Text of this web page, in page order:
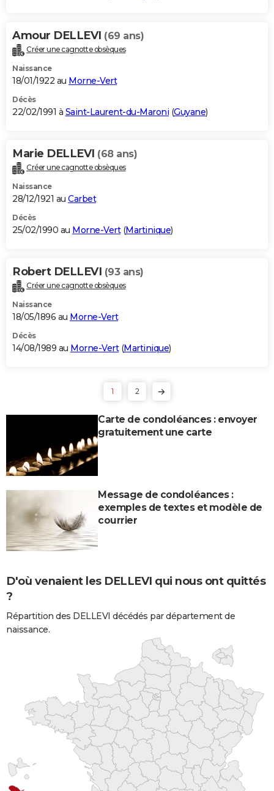
Amour DELLEVI (69 ans)
Créer une cagnotte obsèques
Naissance
18/01/1922 au Morne-Vert
Décès
22/02/1991 à Saint-Laurent-du-Maroni (Guyane)
Marie DELLEVI (68 ans)
Créer une cagnotte obsèques
Naissance
28/12/1921 au Carbet
Décès
25/02/1990 au Morne-Vert(Martinique)
Robert DELLEVI (93 ans)
Créer une cagnotte obsèques
Naissance
18/05/1896 au Morne-Vert
Décès
14/08/1989 au Morne-Vert(Martinique)
1 2
Carte de condoléances : envoyer
gratuitement une carte
Message de condoléances :
exemples de textes et modèle de
courrier
D'où venaient les DELLEVI qui nous ont quittés
?
Répartition des DELLEVI décédés par département de
naissance.